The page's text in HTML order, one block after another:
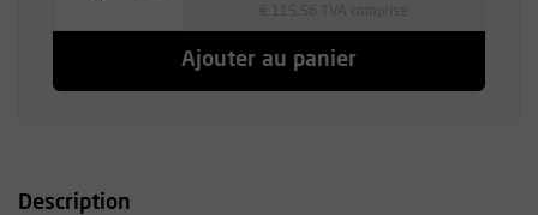
Ajouter au panier
Description